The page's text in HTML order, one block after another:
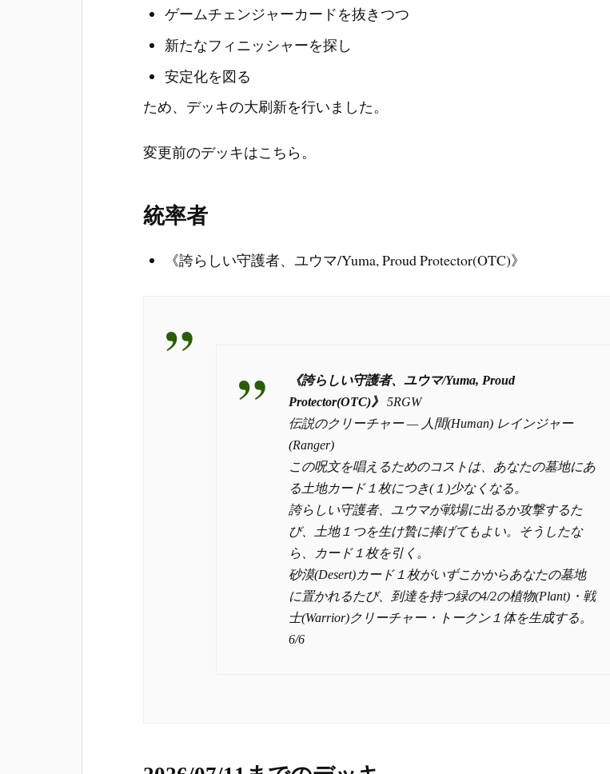
ゲームチェンジャーカードを抜きつつ
新たなフィニッシャーを探し
安定化を図る
ため、デッキの大刷新を行いました。
変更前のデッキはこちら。
統率者
《誇らしい守護者、ユウマ/Yuma, Proud Protector(OTC)》
《誇らしい守護者、ユウマ/Yuma, Proud
Protector(OTC)》
5RGW
伝説のクリーチャー — 人間(Human) レインジャー
(Ranger)
この呪文を唱えるためのコストは、あなたの墓地にあ
る土地カード１枚につき(１)少なくなる。
誇らしい守護者、ユウマが戦場に出るか攻撃するた
び、土地１つを生け贄に捧げてもよい。そうしたな
ら、カード１枚を引く。
砂漠(Desert)カード１枚がいずこかからあなたの墓地
に置かれるたび、到達を持つ緑の4/2の植物(Plant)・戦
士(Warrior)クリーチャー・トークン１体を生成する。
6/6